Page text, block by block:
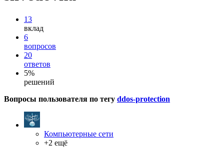
13
вклад
6
вопросов
20
ответов
5%
решений
Вопросы пользователя по тегу ddos-protection
Компьютерные сети
+2 ещё